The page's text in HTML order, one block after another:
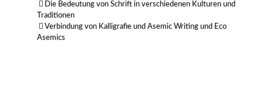
Die Bedeutung von Schrift in verschiedenen Kulturen und
Traditionen
Verbindung von Kalligrafie und Asemic Writing und Eco
Asemics